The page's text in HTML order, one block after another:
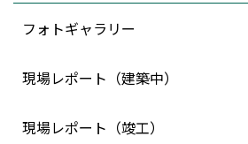
フォトギャラリー
現場レポート（建築中）
現場レポート（竣工）